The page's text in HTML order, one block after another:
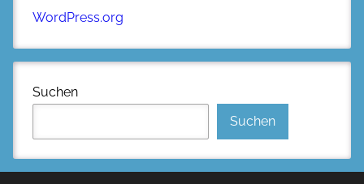
WordPress.org
Suchen
Suchen